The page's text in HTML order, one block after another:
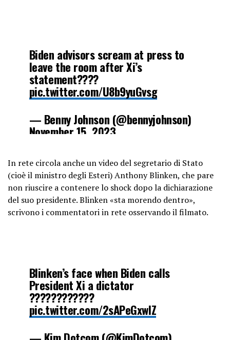
Biden advisors scream at press to
leave the room after Xi’s
statement????
pic.twitter.com/U8b9yuGvsg
— Benny Johnson (@bennyjohnson)
November 15, 2023
In rete circola anche un video del segretario di Stato
(cioè il ministro degli Esteri) Anthony Blinken, che pare
non riuscire a contenere lo shock dopo la dichiarazione
del suo presidente. Blinken «sta morendo dentro»,
scrivono i commentatori in rete osservando il filmato.
Blinken’s face when Biden calls
President Xi a dictator
????????????
pic.twitter.com/2sAPeGxwlZ